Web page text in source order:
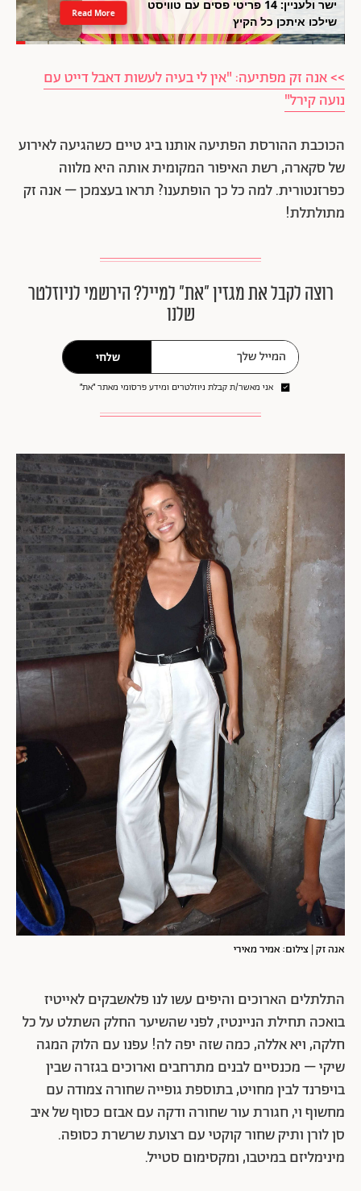
ישר ולעניין: 14 פריטי פסים עם טוויסט
שילכו איתכן כל הקיץ
Read More
>> אנה זק מפתיעה: "אין לי בעיה לעשות דאבל דייט עם
נועה קירל"
הכוכבת ההורסת הפתיעה אותנו ביג טיים כשהגיעה לאירוע
של סקארה, רשת האיפור המקומית אותה היא מלווה
כפרזנטורית. למה כל כך הופתענו? תראו בעצמכן – אנה זק
מתולתלת!
רוצה לקבל את מגזין ״את״ למייל? הירשמי לניוזלטר
שלנו
שלחי
אני מאשר/ת קבלת ניוזלטרים ומידע פרסומי מאתר ״את״
אנה זק | צילום: אמיר מאירי
התלתלים הארוכים והיפים עשו לנו פלאשבקים לאייטיז
בואכה תחילת הניינטיז, לפני שהשיער החלק השתלט על כל
חלקה, ויא אללה, כמה שזה יפה לה! עפנו עם הלוק המגה
שיקי – מכנסיים לבנים מתרחבים וארוכים בגזרה שבין
בויפרנד לבין מחויט, בתוספת גופייה שחורה צמודה עם
מחשוף וי, חגורת עור שחורה ודקה עם אבזם כסוף של איב
סן לורן ותיק שחור קוקטי עם רצועת שרשרת כסופה.
מינימליזם במיטבו, ומקסימום סטייל.